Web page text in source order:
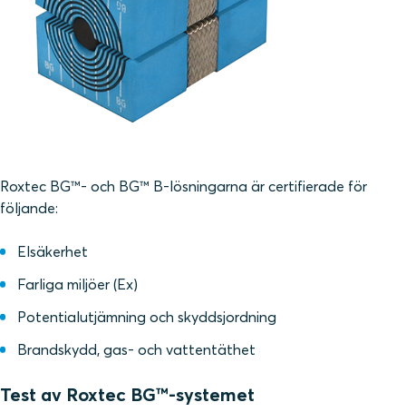
Roxtec BG™- och BG™ B-lösningarna är certifierade för
följande:
Elsäkerhet
Farliga miljöer (Ex)
Potentialutjämning och skyddsjordning
Brandskydd, gas- och vattentäthet
Test av Roxtec BG™-systemet